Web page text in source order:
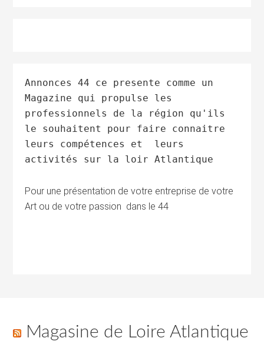
Annonces 44 ce presente comme un
Magazine qui propulse les
professionnels de la région qu'ils
le souhaitent pour faire connaitre
leurs compétences et leurs
activités sur la loir Atlantique
Pour une présentation de votre entreprise de votre
Art ou de votre passion dans le 44
Magasine de Loire Atlantique